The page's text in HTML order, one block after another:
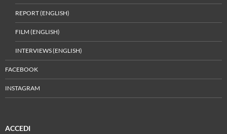
REPORT (ENGLISH)
FILM (ENGLISH)
INTERVIEWS (ENGLISH)
FACEBOOK
INSTAGRAM
ACCEDI